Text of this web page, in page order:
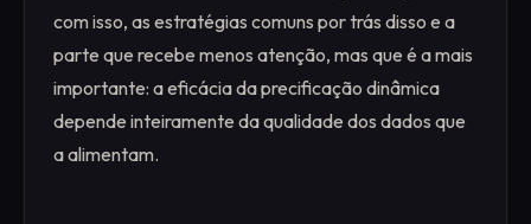
com isso, as estratégias comuns por trás disso e a
parte que recebe menos atenção, mas que é a mais
importante: a eficácia da precificação dinâmica
depende inteiramente da qualidade dos dados que
a alimentam.